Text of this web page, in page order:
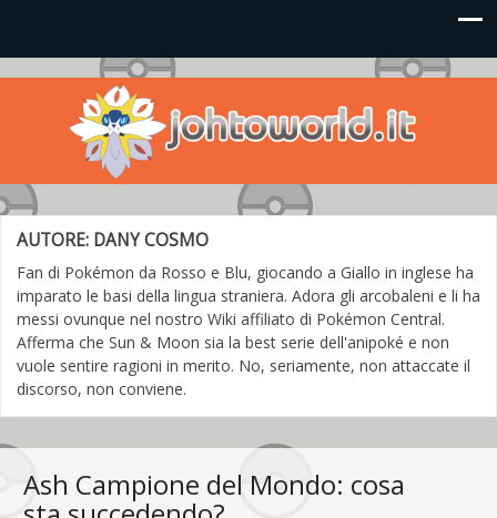
Johto World
Le novità più frizzanti dall'universo Pokémon e Nintendo
AUTORE: DANY COSMO
Fan di Pokémon da Rosso e Blu, giocando a Giallo in inglese ha
imparato le basi della lingua straniera. Adora gli arcobaleni e li ha
messi ovunque nel nostro Wiki affiliato di Pokémon Central.
Afferma che Sun & Moon sia la best serie dell'anipoké e non
vuole sentire ragioni in merito. No, seriamente, non attaccate il
discorso, non conviene.
Ash Campione del Mondo: cosa